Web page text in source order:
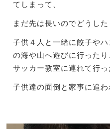
てしまって、
まだ先は長いのでどうし
子供４人と一緒に餃子やハ
の海や山へ遊びに行ったり
サッカー教室に連れて行
子供達の面倒と家事に追わ